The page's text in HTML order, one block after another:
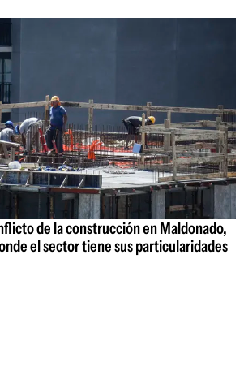
de la construcción en Maldonado,
el sector tiene sus particularidades